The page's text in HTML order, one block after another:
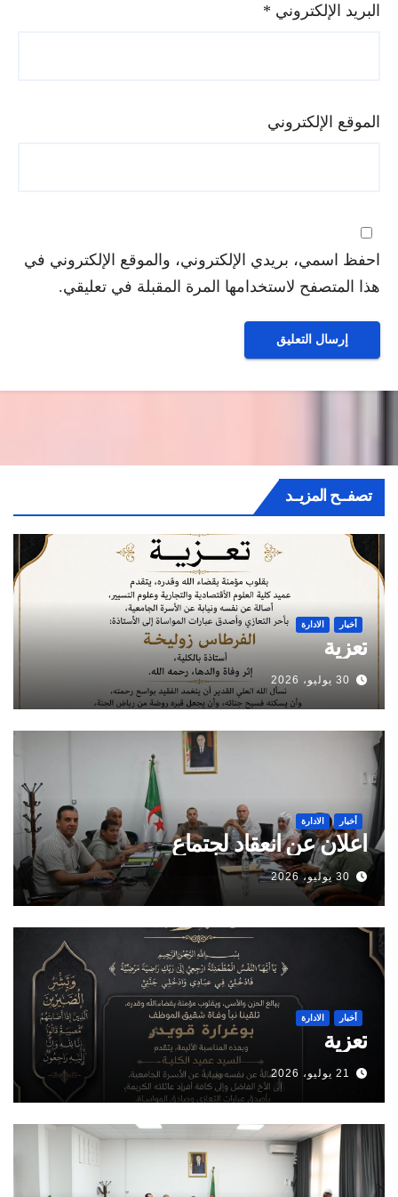
البريد الإلكتروني*
الموقع الإلكتروني
احفظ اسمي، بريدي الإلكتروني، والموقع الإلكتروني في
هذا المتصفح لاستخدامها المرة المقبلة في تعليقي.
تصفــح المزيــد
أخبار الادارة
تعزية
30 يوليو، 2026
أخبار الادارة
اعلان عن انعقاد لجتماع
30 يوليو، 2026
أخبار الادارة
تعزية
21 يوليو، 2026